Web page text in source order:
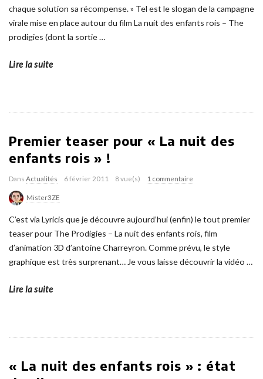
chaque solution sa récompense. » Tel est le slogan de la campagne
virale mise en place autour du film La nuit des enfants rois – The
prodigies (dont la sortie…
Lire la suite
Premier teaser pour « La nuit des
enfants rois » !
Dans Actualités 6 février 2011 8 vue(s) 1 commentaire
Mister3ZE
C’est via Lyricis que je découvre aujourd’hui (enfin) le tout premier
teaser pour The Prodigies – La nuit des enfants rois, film
d’animation 3D d’antoine Charreyron. Comme prévu, le style
graphique est très surprenant… Je vous laisse découvrir la vidéo …
Lire la suite
« La nuit des enfants rois » : état